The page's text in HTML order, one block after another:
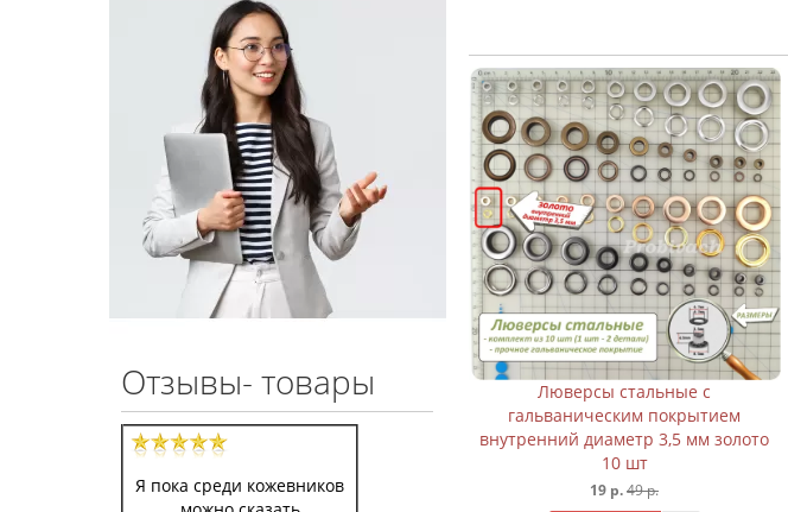
Отзывы- товары
Я пока среди кожевников
Люверсы стальные с
гальваническим покрытием
внутренний диаметр 3,5 мм никель
19 р.49 р.
Люверсы стальные с
гальваническим покрытием
внутренний диаметр 3,5 мм золото
10 шт
19 р.49 р.